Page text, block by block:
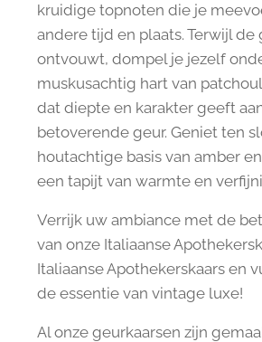
kruidige topnoten die je
andere tijd en plaats. Terwijl de
ontvouwt, dompel je jezelf
muskusachtig hart van
dat diepte en karakter geeft
betoverende geur. Geniet ten
houtachtige basis van amber
een tapijt van warmte en
Verrijk uw ambiance met de
van onze Italiaanse
Italiaanse Apothekerskaarsen
de essentie van vintage luxe!
Al onze geurkaarsen zijn